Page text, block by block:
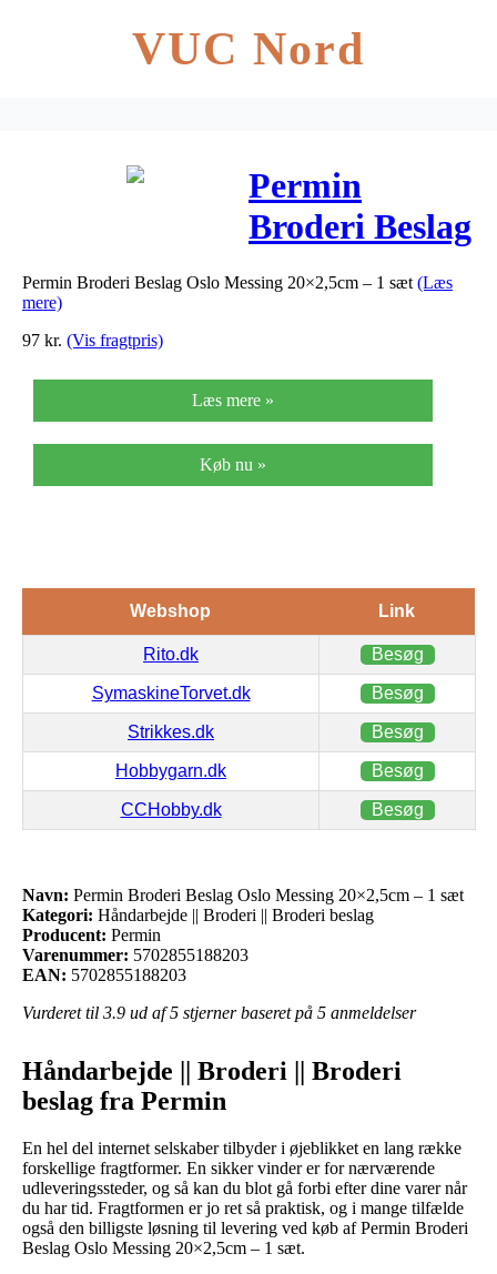
VUC Nord
Permin
Broderi Beslag
Oslo Messing
Permin Broderi Beslag Oslo Messing 20×2,5cm – 1 sæt (Læs
mere)
97 kr. (Vis fragtpris)
Læs mere »
Køb nu »
Webshop Link
Rito.dk Besøg
SymaskineTorvet.dk Besøg
Strikkes.dk Besøg
Hobbygarn.dk Besøg
CCHobby.dk Besøg
Navn: Permin Broderi Beslag Oslo Messing 20×2,5cm – 1 sæt
Kategori: Håndarbejde || Broderi || Broderi beslag
Producent: Permin
Varenummer: 5702855188203
EAN: 5702855188203
Vurderet til 3.9 ud af 5 stjerner baseret på 5 anmeldelser
Håndarbejde || Broderi || Broderi
beslag fra Permin
En hel del internet selskaber tilbyder i øjeblikket en lang række
forskellige fragtformer. En sikker vinder er for nærværende
udleveringssteder, og så kan du blot gå forbi efter dine varer når
du har tid. Fragtformen er jo ret så praktisk, og i mange tilfælde
også den billigste løsning til levering ved køb af Permin Broderi
Beslag Oslo Messing 20×2,5cm – 1 sæt.